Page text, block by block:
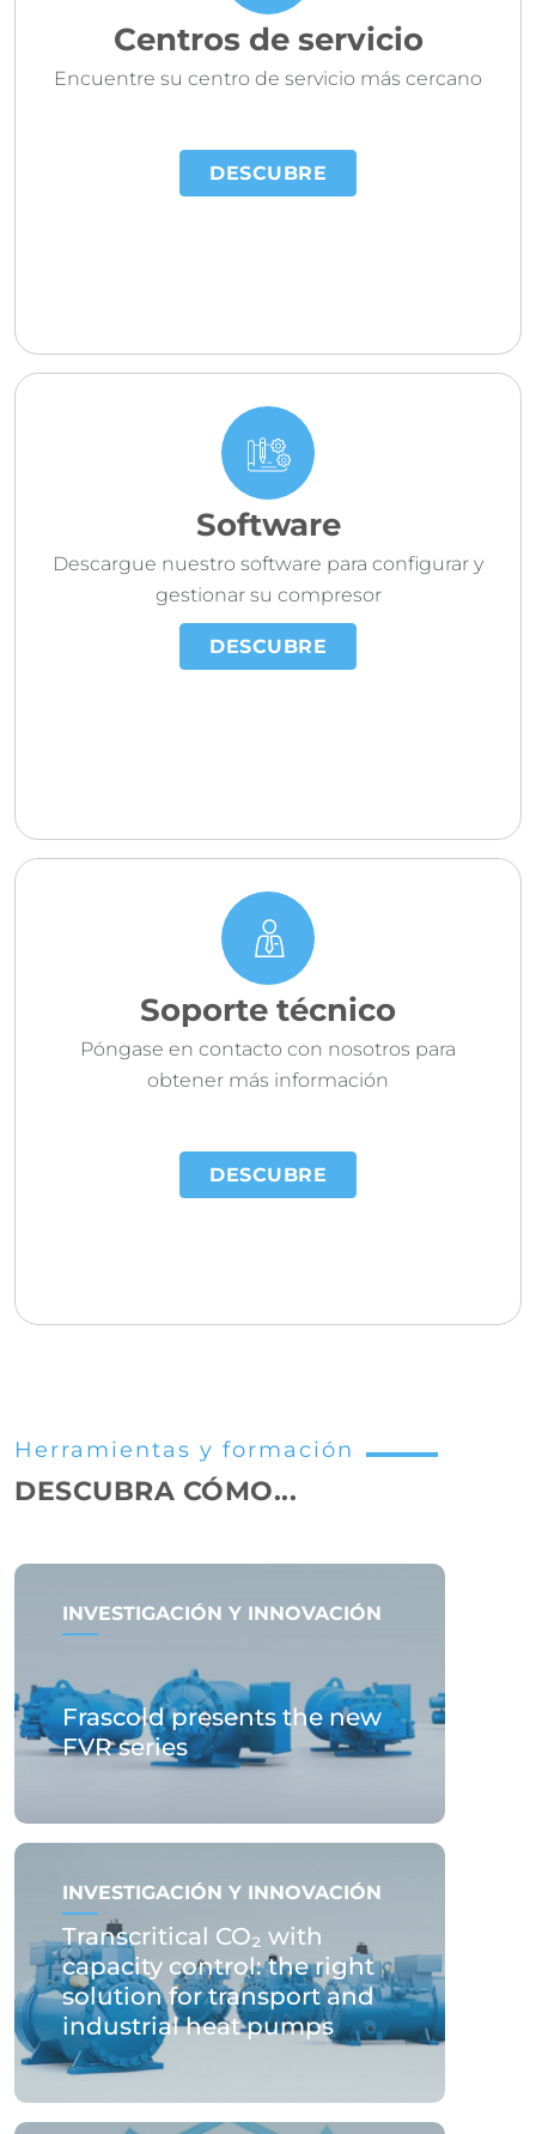
Centros de servicio
Encuentre su centro de servicio más cercano
DESCUBRE
Software
Descargue nuestro software para configurar y
gestionar su compresor
DESCUBRE
Soporte técnico
Póngase en contacto con nosotros para
obtener más información
DESCUBRE
Herramientas y formación
DESCUBRA CÓMO...
INVESTIGACIÓN Y INNOVACIÓN
Frascold presents the new
FVR series
INVESTIGACIÓN Y INNOVACIÓN
Transcritical CO₂ with
capacity control: the right
solution for transport and
industrial heat pumps